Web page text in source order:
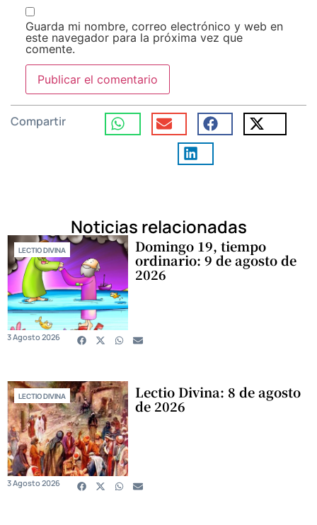
Guarda mi nombre, correo electrónico y web en
este navegador para la próxima vez que
comente.
Compartir
Noticias relacionadas
LECTIO DIVINA Domingo 19, tiempo
ordinario: 9 de agosto de
2026
3 Agosto 2026
LECTIO DIVINA Lectio Divina: 8 de agosto
de 2026
3 Agosto 2026